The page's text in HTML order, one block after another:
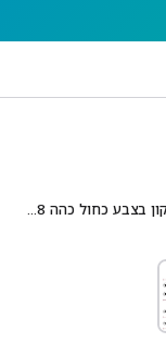
רצועת סיליקון בצבע כחול כהה #28